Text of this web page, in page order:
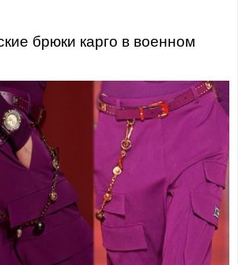
брюки карго в военном